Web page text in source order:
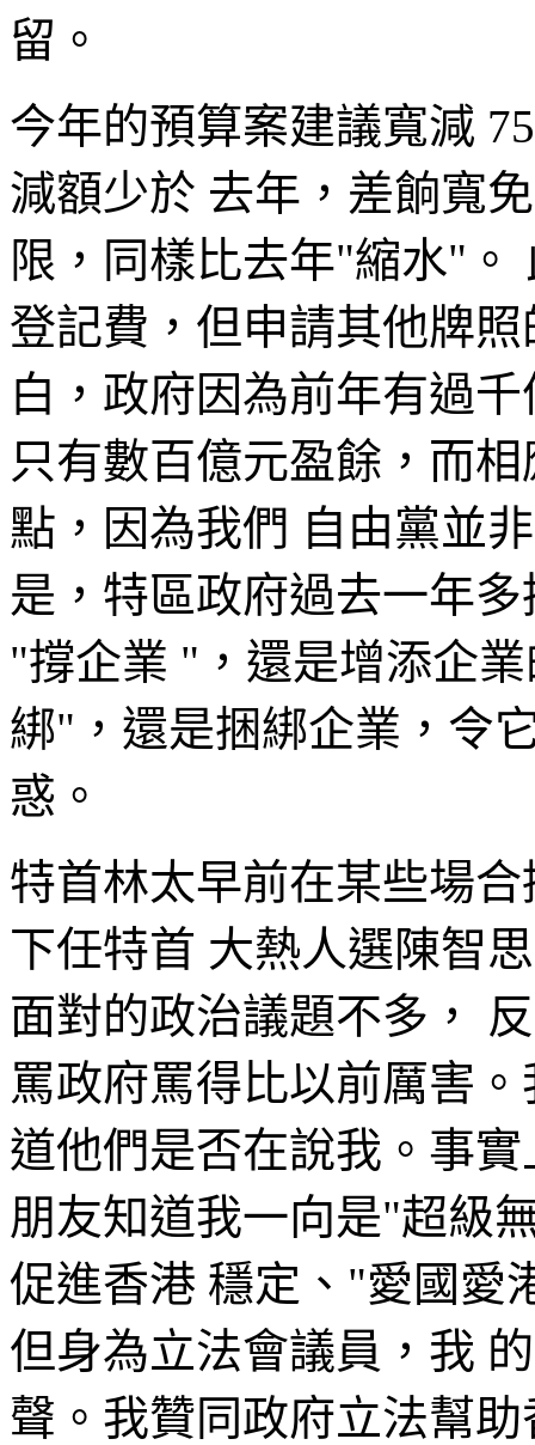
留。
今年的預算案建議寬減
減額少於 去年，差餉寬
限，同樣比去年"縮水"
登記費，但申請其他牌
白，政府因為前年有過
只有數百億元盈餘，而
點，因為我們 自由黨並
是，特區政府過去一年
"撐企業 "，還是增添企
綁"，還是捆綁企業，令
惑。
特首林太早前在某些場
下任特首 大熱人選陳智
面對的政治議題不多，
罵政府罵得比以前厲害
道他們是否在說我。事
朋友知道我一向是"超級
促進香港 穩定、"愛國愛
但身為立法會議員，我
聲。我贊同政府立法幫